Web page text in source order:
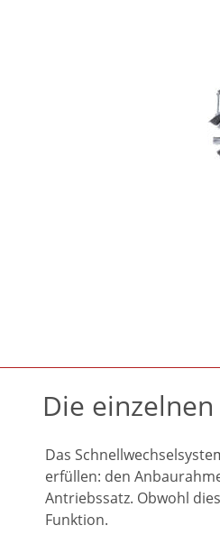
Die
Das
erfüllen: den
Antriebssatz. Obwohl
Funktion.